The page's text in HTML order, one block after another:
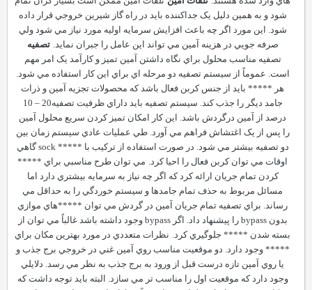
شود و به همين دليل يک جداکننده بايد در راه گاز شيرين خروجي قرار داده
شود. اين مورد اگر چه باعث افزايش سرمايه اوليه مورد نياز مي شود ولي
صرفه جويي در هزينه آمين مي تواند اين عامل را جبران نمايد. تصفيه
تصفيه مناسب محلول براي نگاه داشتن آمين تميز و کارآمد يک امر مهم
است. عموماً از سيستم تصفيه دو مرحله اي براي اين کار استفاده مي شود.
هر ***** بايد از جنس کربن فعال باشد که محصولات تجزيه آمين و ذرات
جامد ديگر را جذب کند. سيستم تصفيه بايد داراي ظرفيت تصفيه20
–
10
درصد از آمين درگردش باشد. اين کار امکان تميز کردن سريع محلول آمين
را پس از يک اغتشاش فراهم مي آورد. طي عمليات عادي سيستم زمان بين
دو تصفيه بيشتر مي شود. در صورت استفاده از ترکيب با *****sock گاهي
اوقات مي توان کربن فعال را احيا کرد. مي توان طرح مناسبي براي *****
کردن تمام جريان ارائه کرد که اگر چه نياز به سرمايه بيشتري دارد اما
مسائل مربوط به حذف تمام جامدها و سيستم خوردگي را به حداقل مي
رساند. براي تصفيه تمام جريان آمين در گردش مي توان *****هاي موازي
بدونbypass را پيشنهاد داد. اگرbypass وجود داشته باشد غالباً مي توان از
بسته شدن ***** جلوگيري کرد. نظرات متعددي در مورد بهترين مکان براي
***** وجود دارد. دو موقعيت مناسب روي آمين غني در خروجي برج جذب و
يا روي آمين تازه درست قبل از ورود به برج جذب به نظر مي رسد. دلايلي
وجود دارد که موقعيت اول را مناسب تر مي سازد. البته بايد توجه داشت که